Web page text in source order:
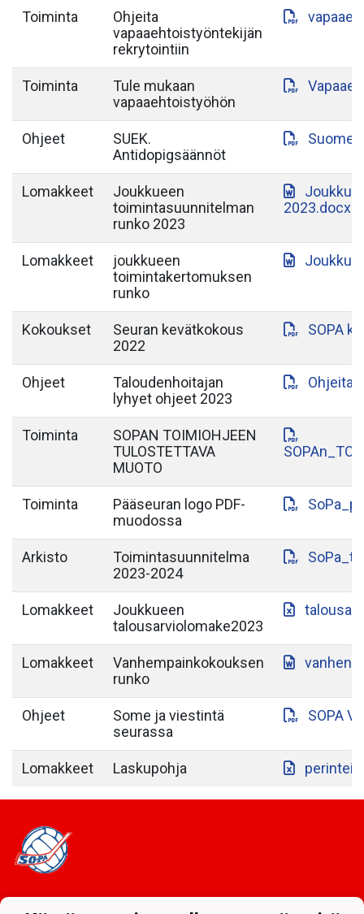
Toiminta
Ohjeita
vapaaehtoistyöntekijän
rekrytointiin
Toiminta
Tule mukaan
vapaaehtoistyöhön
Ohjeet
SUEK.
Antidopigsäännöt
Lomakkeet
Joukkueen
toimintasuunnitelman
runko 2023
2023.docx
Lomakkeet
joukkueen
toimintakertomuksen
runko
Kokoukset
Seuran kevätkokous
2022
SOPA
Ohjeet
Taloudenhoitajan
lyhyet ohjeet 2023
Toiminta
SOPAN TOIMIOHJEEN
TULOSTETTAVA
MUOTO
Toiminta
Pääseuran logo PDF-
muodossa
Arkisto
Toimintasuunnitelma
2023-2024
Lomakkeet
Joukkueen
talousarviolomake2023
Lomakkeet
Vanhempainkokouksen
runko
Ohjeet
Some ja viestintä
seurassa
SOPA
Lomakkeet Laskupohja